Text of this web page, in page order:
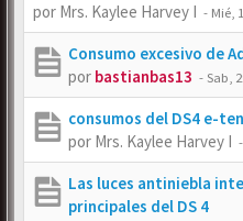
por Mrs. Kaylee Harvey I - Mié,
Consumo excesivo de
por bastianbas13 -Sab,
consumos del DS4 e-
por Mrs. Kaylee Harvey I -
Las luces antiniebla
principales del DS 4